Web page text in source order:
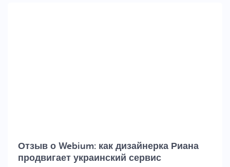
Отзыв о Webium: как дизайнерка Риана
продвигает украинский сервис